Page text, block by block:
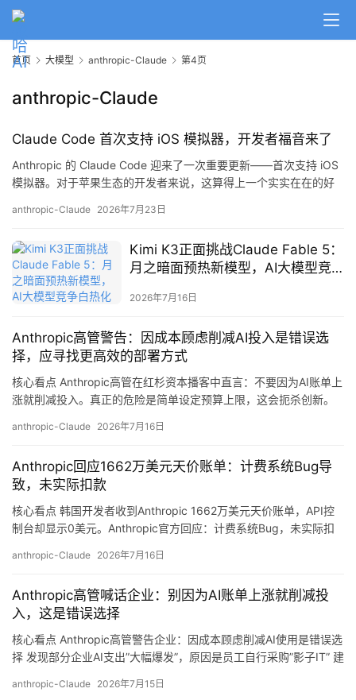
A
日
报
开
项
目
应
用
首页 大模型 anthropic-Claude 第4页
anthropic-Claude
Claude Code 首次支持 iOS 模拟器，开发者福音来了
Anthropic 的 Claude Code 迎来了一次重要更新——首次支持 iOS
模拟器。对于苹果生态的开发者来说，这算得上一个实实在在的好
GitHub Copilot、Cursor 类似，但更强调深度理解代码上下文和自
景…
anthropic-Claude 2026年7月23日
Kimi K3正面挑战Claude Fable 5：
月之暗面预热新模型，AI大模型竞
2026年7月16日
Anthropic高管警告：因成本顾虑削减AI投入是错误选
择，应寻找更高效的部署方式
核心看点 Anthropic高管在红杉资本播客中直言：不要因为AI账单上
涨就削减投入。真正的危险是简单设定预算上限，这会扼杀创新。
蔓延 随着AI使用成本不断增加，越来越多企业开始质疑不断上涨的
性。在这种背景下，一些企业选择直接削减AI投入。 但Anthr…
anthropic-Claude 2026年7月16日
Anthropic回应1662万美元天价账单：计费系统Bug导
致，未实际扣款
核心看点 韩国开发者收到Anthropic 1662万美元天价账单，API控
制台却显示0美元。Anthropic官方回应：计费系统Bug，未实际扣
@remy_notes在社交媒体上爆料，称自己收到了来自Anthropic的两
控制台中，实际消费显示为0…
anthropic-Claude 2026年7月16日
Anthropic高管喊话企业：别因为AI账单上涨就削减投
入，这是错误选择
核心看点 Anthropic高管警告企业：因成本顾虑削减AI使用是错误选
择 发现部分企业AI支出”大幅爆发”，原因是员工自行采购”影子IT” 建
OpenAI与Anthropic价格战升级：GPT-5.6Sol声称价格仅为Fable 5
anthropic-Claude 2026年7月15日